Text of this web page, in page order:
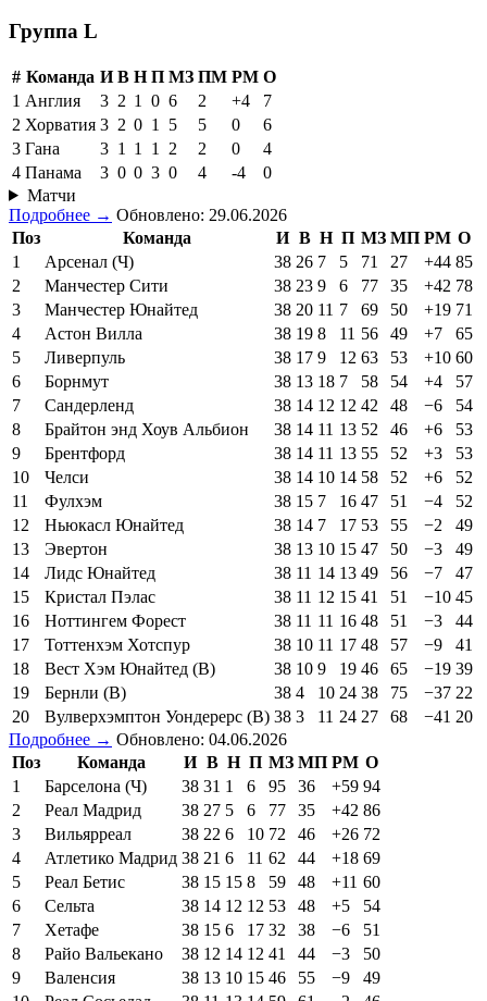
Группа L
# Команда И В Н П МЗ ПМ РМ О
1 Англия 3 2 1 0 6 2 +4
7
2 Хорватия 3 2 0 1 5 5 0
6
3 Гана 3 1 1 1 2 2 0
4
4 Панама 3 0 0 3 0 4 -4
0
Матчи
Подробнее → Обновлено: 29.06.2026
Поз
Команда И В Н П МЗ МП РМ О
1
Арсенал (Ч) 38 26 7 5 71 27 +44 85
2
Манчестер Сити 38 23 9 6 77 35 +42 78
3
Манчестер Юнайтед 38 20 11 7 69 50 +19 71
4
Астон Вилла 38 19 8 11 56 49 +7
65
5
Ливерпуль 38 17 9 12 63 53 +10 60
6
Борнмут 38 13 18 7 58 54 +4
57
7
Сандерленд 38 14 12 12 42 48 −6
54
8
Брайтон энд Хоув Альбион 38 14 11 13 52 46 +6
53
9
Брентфорд 38 14 11 13 55 52 +3
53
10
Челси 38 14 10 14 58 52 +6
52
11
Фулхэм 38 15 7 16 47 51 −4
52
12
Ньюкасл Юнайтед 38 14 7 17 53 55 −2
49
13
Эвертон 38 13 10 15 47 50 −3
49
14
Лидс Юнайтед 38 11 14 13 49 56 −7
47
15
Кристал Пэлас 38 11 12 15 41 51 −10 45
16
Ноттингем Форест 38 11 11 16 48 51 −3
44
17
Тоттенхэм Хотспур 38 10 11 17 48 57 −9
41
18
Вест Хэм Юнайтед (В) 38 10 9 19 46 65 −19 39
19
Бернли (В) 38 4 10 24 38 75 −37 22
20
Вулверхэмптон Уондерерс (В) 38 3 11 24 27 68 −41 20
Подробнее → Обновлено: 04.06.2026
Поз
Команда И В Н П МЗ МП РМ О
1
Барселона (Ч) 38 31 1 6 95 36 +59 94
2
Реал Мадрид 38 27 5 6 77 35 +42 86
3
Вильярреал 38 22 6 10 72 46 +26 72
4
Атлетико Мадрид 38 21 6 11 62 44 +18 69
5
Реал Бетис 38 15 15 8 59 48 +11 60
6
Сельта 38 14 12 12 53 48 +5
54
7
Хетафе 38 15 6 17 32 38 −6
51
8
Райо Вальекано 38 12 14 12 41 44 −3
50
9
Валенсия 38 13 10 15 46 55 −9
49